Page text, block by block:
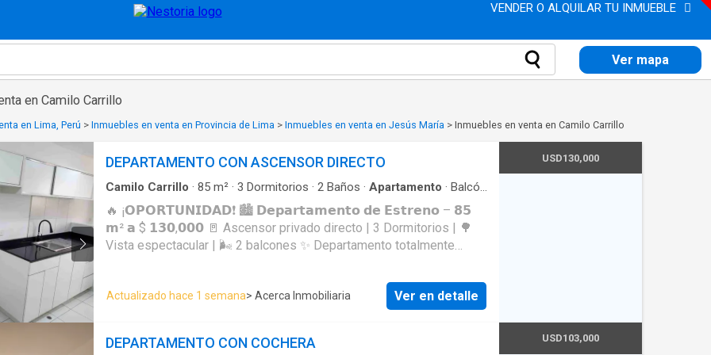
VENDER O ALQUILAR TU INMUEBLE
Ver mapa
en Camilo Carrillo
en Lima, Perú > Inmuebles en venta en Provincia de Lima > Inmuebles en venta en Jesús María > Inmuebles en venta en Camilo Carrillo
DEPARTAMENTO CON ASCENSOR DIRECTO
Camilo Carrillo · 85 m² · 3 Dormitorios · 2 Baños · Apartamento · Balcón
Vigilante
discapacidad ·Seguridad·Vista panorámica·Ascensor
🔥 ¡𝗢𝗣𝗢𝗥𝗧𝗨𝗡𝗜𝗗𝗔𝗗❗ 🏙️ 𝗗𝗲𝗽𝗮𝗿𝘁𝗮𝗺𝗲𝗻𝘁𝗼 𝗱𝗲 𝗘𝘀𝘁𝗿𝗲𝗻𝗼 – 𝟴𝟱
𝗺² 𝗮 $ 𝟭𝟯𝟬,𝟬𝟬𝟬 🚪 Ascensor privado directo | 3 Dormitorios | 🌳
Vista espectacular | 🌬️ 2 balcones ✨ Departamento totalmente
vista increíble desde el piso 20. 🛋️ Sala – comedor: Amplio y
luminoso, con balcón que brinda excelente ventilación y una vista
abierta a áreas verdes 🌿 🍽️ Cocina cerrada: Moderna, con muebles
de estreno ✨ 🧺 Lavandería: Independiente y súper ventilada, con
Actualizado hace 1 semana> Acerca Inmobiliaria Ver en detalle
USD130,000
DEPARTAMENTO CON COCHERA USD103,000